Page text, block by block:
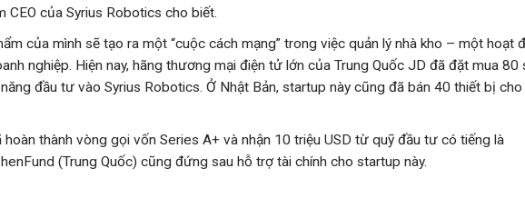
của Syrius Robotics cho biết.
của mình sẽ tạo ra một “cuộc cách mạng” trong việc quản lý nhà kho – một hoạt
nghiệp. Hiện nay, hãng thương mại điện tử lớn của Trung Quốc JD đã đặt mua 80
đầu tư vào Syrius Robotics. Ở Nhật Bản, startup này cũng đã bán 40 thiết bị cho
thành vòng gọi vốn Series A+ và nhận 10 triệu USD từ quỹ đầu tư có tiếng là
(Trung Quốc) cũng đứng sau hỗ trợ tài chính cho startup này.